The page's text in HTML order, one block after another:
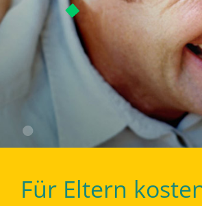
Für Eltern